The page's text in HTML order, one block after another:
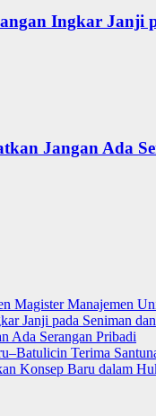
Ingkar Janji
Jangan Ada
Magister Manajemen
Janji pada Seniman
Ada Serangan Pribadi
Terima
Konsep Baru dalam